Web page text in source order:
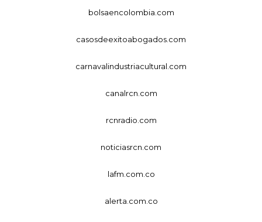
bolsaencolombia.com
casosdeexitoabogados.com
carnavalindustriacultural.com
canalrcn.com
rcnradio.com
noticiasrcn.com
lafm.com.co
alerta.com.co